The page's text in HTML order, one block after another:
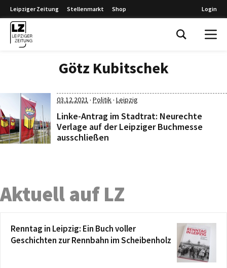
Leipziger Zeitung Stellenmarkt Shop Login
Götz Kubitschek
03.12.2021 · Politik· Leipzig
Linke-Antrag im Stadtrat: Neurechte
Verlage auf der Leipziger Buchmesse
ausschließen
Aktuell auf LZ
Renntag in Leipzig: Ein Buch voller
Geschichten zur Rennbahn im Scheibenholz